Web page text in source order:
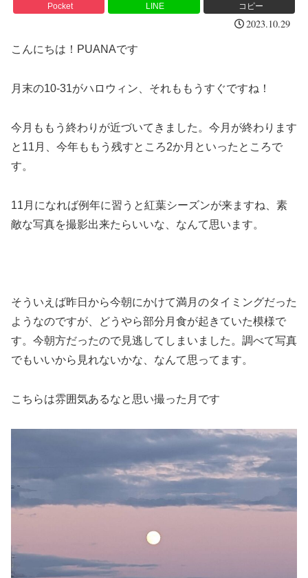
Pocket LINE コピー
2023.10.29
こんにちは！PUANAです
月末の10-31がハロウィン、それももうすぐですね！
今月ももう終わりが近づいてきました。今月が終わります
と11月、今年ももう残すところ2か月といったところで
す。
11月になれば例年に習うと紅葉シーズンが来ますね、素
敵な写真を撮影出来たらいいな、なんて思います。
そういえば昨日から今朝にかけて満月のタイミングだった
ようなのですが、どうやら部分月食が起きていた模様で
す。今朝方だったので見逃してしまいました。調べて写真
でもいいから見れないかな、なんて思ってます。
こちらは雰囲気あるなと思い撮った月です